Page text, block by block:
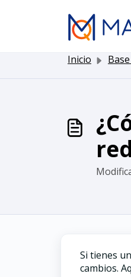
Inicio Base de
Si tienes
cambios.